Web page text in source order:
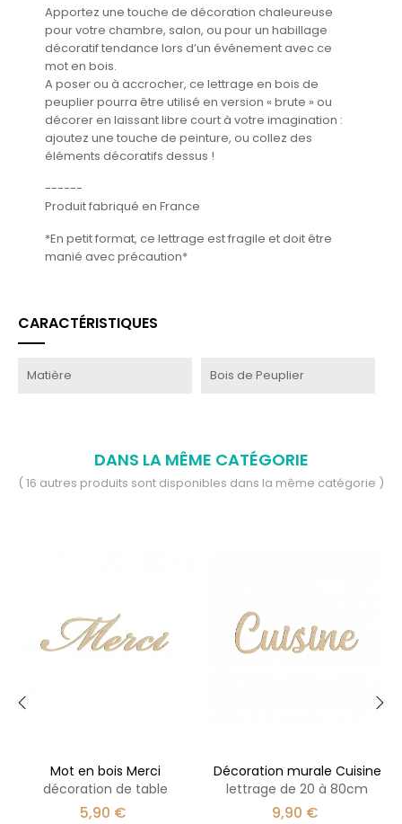
Apportez une touche de décoration chaleureuse
pour votre chambre, salon, ou pour un habillage
décoratif tendance lors d’un événement avec ce
mot en bois.
A poser ou à accrocher, ce lettrage en bois de
peuplier pourra être utilisé en version « brute » ou
décorer en laissant libre court à votre imagination :
ajoutez une touche de peinture, ou collez des
éléments décoratifs dessus !
------
Produit fabriqué en France
*En petit format, ce lettrage est fragile et doit être
manié avec précaution*
CARACTÉRISTIQUES
Matière Bois de Peuplier
DANS LA MÊME CATÉGORIE
( 16 autres produits sont disponibles dans la même catégorie )
Mot en bois Merci
décoration de table
Prix
5,90 €
Décoration murale Cuisine
lettrage de 20 à 80cm
Prix
9,90 €